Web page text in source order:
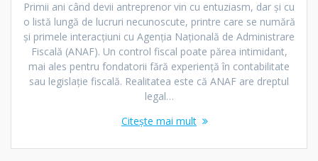
Primii ani când devii antreprenor vin cu entuziasm, dar și cu
o listă lungă de lucruri necunoscute, printre care se numără
și primele interacțiuni cu Agenția Națională de Administrare
Fiscală (ANAF). Un control fiscal poate părea intimidant,
mai ales pentru fondatorii fără experiență în contabilitate
sau legislație fiscală. Realitatea este că ANAF are dreptul
legal…
Citește mai mult